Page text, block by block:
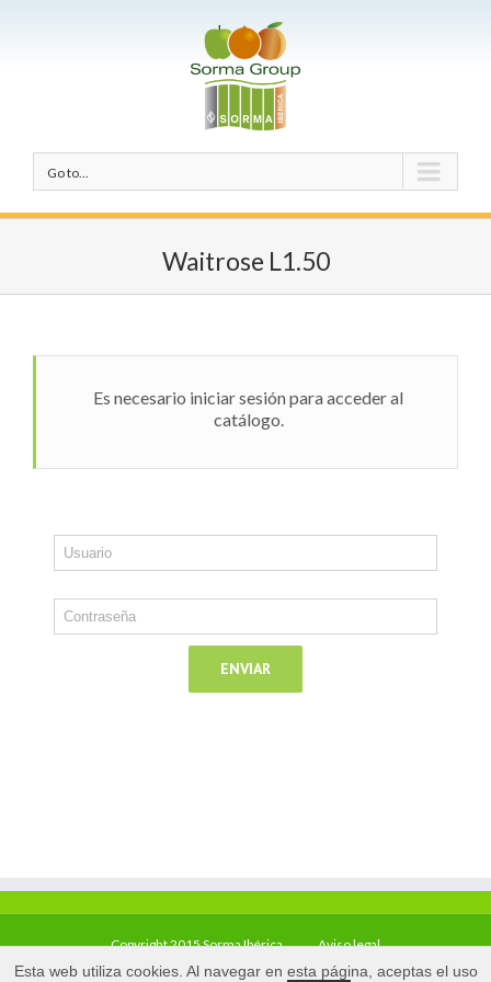
Go to...
Waitrose L1.50
Es necesario iniciar sesión para acceder al
catálogo.
Copyright 2015 Sorma Ibérica Aviso legal
Esta web utiliza cookies. Al navegar en esta página, aceptas el uso